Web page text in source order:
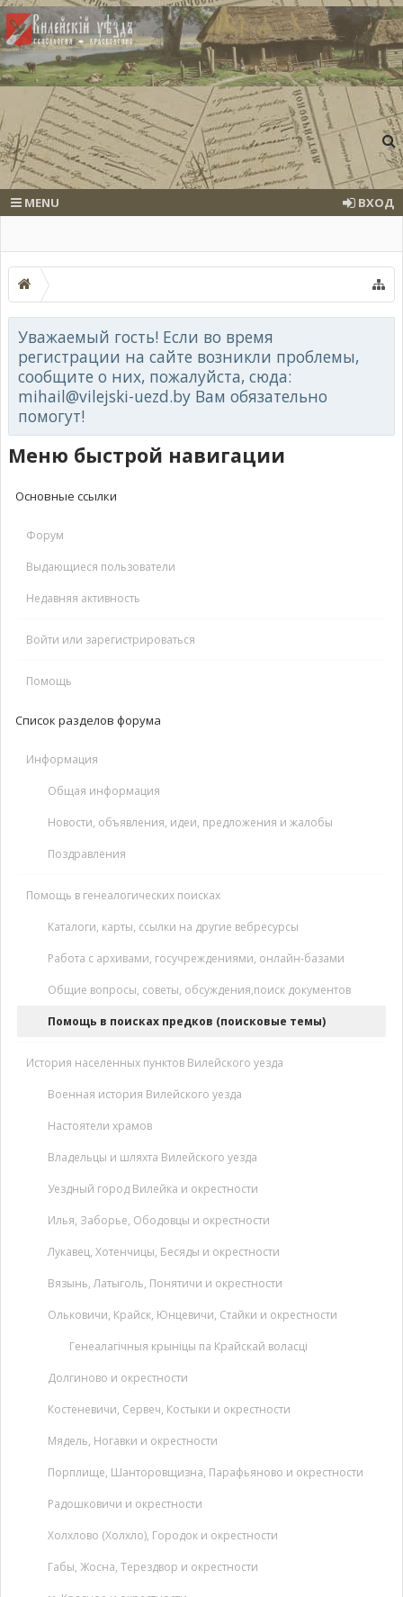
MENU ВХОД
Уважаемый гость! Если во время
регистрации на сайте возникли проблемы,
сообщите о них, пожалуйста, сюда:
mihail@vilejski-uezd.by Вам обязательно
помогут!
Меню быстрой навигации
Основные ссылки
Форум
Выдающиеся пользователи
Недавняя активность
Войти или зарегистрироваться
Помощь
Список разделов форума
Информация
Общая информация
Новости, объявления, идеи, предложения и жалобы
Поздравления
Помощь в генеалогических поисках
Каталоги, карты, ссылки на другие вебресурсы
Работа с архивами, госучреждениями, онлайн-базами
Общие вопросы, советы, обсуждения,поиск документов
Помощь в поисках предков (поисковые темы)
История населенных пунктов Вилейского уезда
Военная история Вилейского уезда
Настоятели храмов
Владельцы и шляхта Вилейского уезда
Уездный город Вилейка и окрестности
Илья, Заборье, Ободовцы и окрестности
Лукавец, Хотенчицы, Бесяды и окрестности
Вязынь, Латыголь, Понятичи и окрестности
Ольковичи, Крайск, Юнцевичи, Стайки и окрестности
Генеалагічныя крыніцы па Крайскай воласці
Долгиново и окрестности
Костеневичи, Сервеч, Костыки и окрестности
Мядель, Ногавки и окрестности
Порплище, Шанторовщизна, Парафьяново и окрестности
Радошковичи и окрестности
Холхлово (Холхло), Городок и окрестности
Габы, Жосна, Терездвор и окрестности